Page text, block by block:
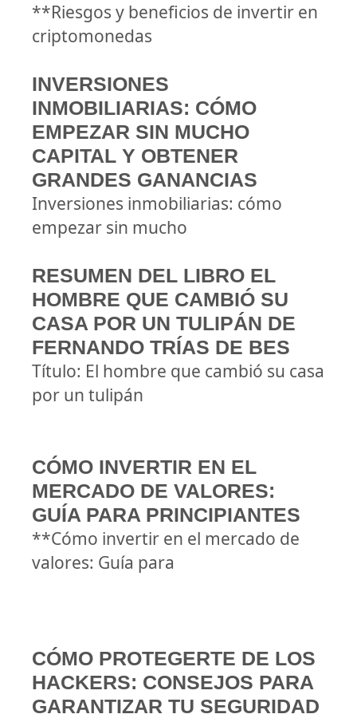
**Riesgos y beneficios de invertir en
criptomonedas
INVERSIONES
INMOBILIARIAS: CÓMO
EMPEZAR SIN MUCHO
CAPITAL Y OBTENER
GRANDES GANANCIAS
Inversiones inmobiliarias: cómo
empezar sin mucho
RESUMEN DEL LIBRO EL
HOMBRE QUE CAMBIÓ SU
CASA POR UN TULIPÁN DE
FERNANDO TRÍAS DE BES
Título: El hombre que cambió su casa
por un tulipán
CÓMO INVERTIR EN EL
MERCADO DE VALORES:
GUÍA PARA PRINCIPIANTES
**Cómo invertir en el mercado de
valores: Guía para
CÓMO PROTEGERTE DE LOS
HACKERS: CONSEJOS PARA
GARANTIZAR TU SEGURIDAD